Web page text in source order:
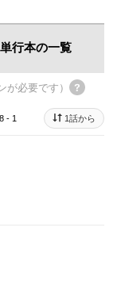
単行本の一覧
が必要です）
- 1 1話から